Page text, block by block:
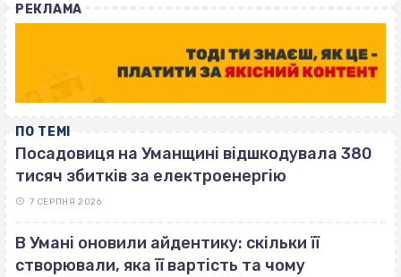
РЕКЛАМА
ПО ТЕМІ
Посадовиця на Уманщині відшкодувала 380
тисяч збитків за електроенергію
7 СЕРПНЯ 2026
В Умані оновили айдентику: скільки її
створювали, яка її вартість та чому